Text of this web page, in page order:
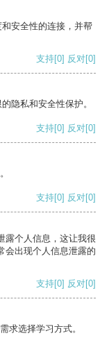
安全性的连接，并帮
支持[0] 反对[0]
隐私和安全性保护。
支持[0] 反对[0]
支持[0] 反对[0]
露个人信息，这让我很
会出现个人信息泄露的
支持[0] 反对[0]
求选择学习方式。